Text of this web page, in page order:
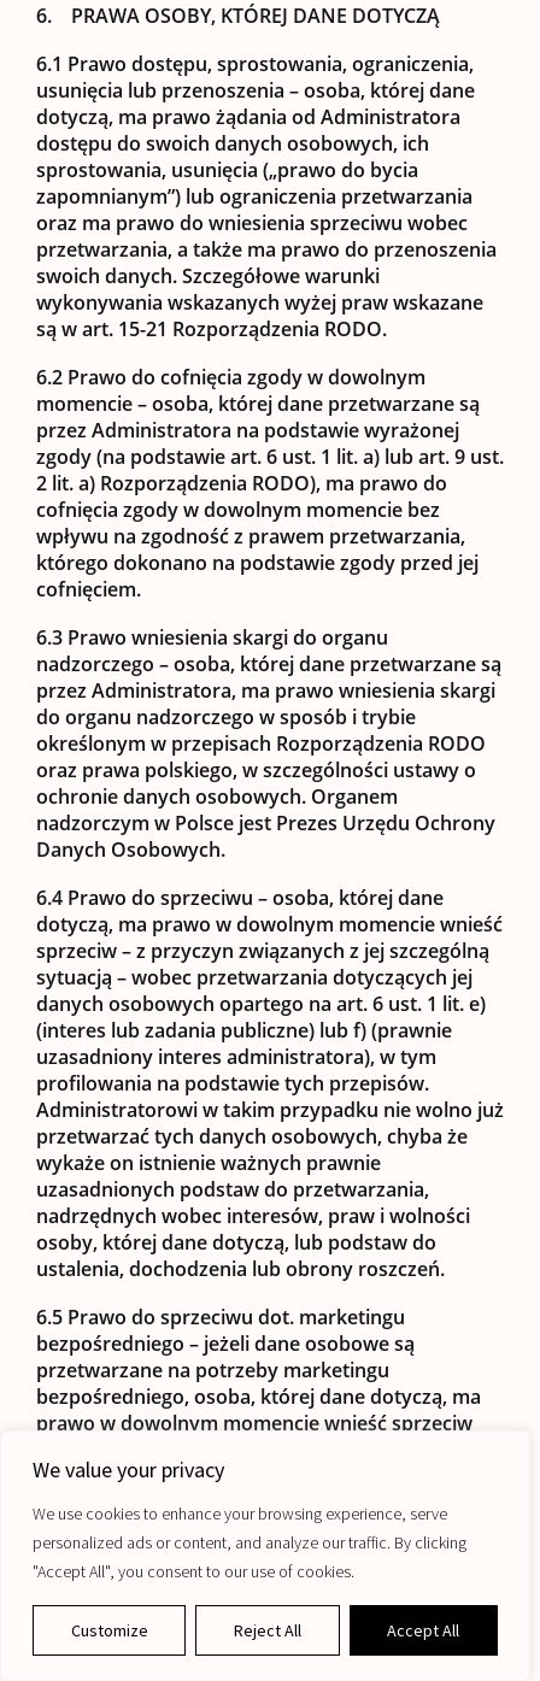
We value your privacy
We use cookies to enhance your browsing experience, serve
personalized ads or content, and analyze our traffic. By clicking
"Accept All", you consent to our use of cookies.
Customize Reject All Accept All
6. PRAWA OSOBY, KTÓREJ DANE DOTYCZĄ
6.1 Prawo dostępu, sprostowania, ograniczenia,
usunięcia lub przenoszenia – osoba, której dane
dotyczą, ma prawo żądania od Administratora
dostępu do swoich danych osobowych, ich
sprostowania, usunięcia („prawo do bycia
zapomnianym”) lub ograniczenia przetwarzania
oraz ma prawo do wniesienia sprzeciwu wobec
przetwarzania, a także ma prawo do przenoszenia
swoich danych. Szczegółowe warunki
wykonywania wskazanych wyżej praw wskazane
są w art. 15-21 Rozporządzenia RODO.
6.2 Prawo do cofnięcia zgody w dowolnym
momencie– osoba, której dane przetwarzane są
przez Administratora na podstawie wyrażonej
zgody (na podstawie art. 6 ust. 1 lit. a) lub art. 9 ust.
2 lit. a) Rozporządzenia RODO), ma prawo do
cofnięcia zgody w dowolnym momencie bez
wpływu na zgodność z prawem przetwarzania,
którego dokonano na podstawie zgody przed jej
cofnięciem.
6.3 Prawo wniesienia skargi do organu
nadzorczego – osoba, której dane przetwarzane są
przez Administratora, ma prawo wniesienia skargi
do organu nadzorczego w sposób i trybie
określonym w przepisach Rozporządzenia RODO
oraz prawa polskiego, w szczególności ustawy o
ochronie danych osobowych. Organem
nadzorczym w Polsce jest Prezes Urzędu Ochrony
Danych Osobowych.
6.4 Prawo do sprzeciwu – osoba, której dane
dotyczą, ma prawo w dowolnym momencie wnieść
sprzeciw – z przyczyn związanych z jej szczególną
sytuacją – wobec przetwarzania dotyczących jej
danych osobowych opartego na art. 6 ust. 1 lit. e)
(interes lub zadania publiczne) lub f) (prawnie
uzasadniony interes administratora), w tym
profilowania na podstawie tych przepisów.
Administratorowi w takim przypadku nie wolno już
przetwarzać tych danych osobowych, chyba że
wykaże on istnienie ważnych prawnie
uzasadnionych podstaw do przetwarzania,
nadrzędnych wobec interesów, praw i wolności
osoby, której dane dotyczą, lub podstaw do
ustalenia, dochodzenia lub obrony roszczeń.
6.5 Prawo do sprzeciwu dot. marketingu
bezpośredniego – jeżeli dane osobowe są
przetwarzane na potrzeby marketingu
bezpośredniego, osoba, której dane dotyczą, ma
prawo w dowolnym momencie wnieść sprzeciw
osobowych na potrzeby takiego marketingu, w
tym profilowania, w zakresie, w jakim
przetwarzanie jest związane z takim marketingiem
bezpośrednim.
6.6W celu realizacji uprawnień, o których mowa w
niniejszym punkcie polityki prywatności, można
kontaktować się z Administratorem poprzez
We invite you to join our newsletter for first access to new releases,
Email